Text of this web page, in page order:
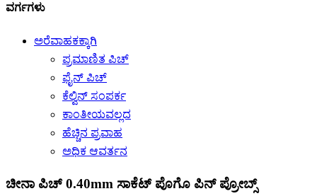
ವರ್ಗಗಳು
ಅರೆವಾಹಕಕ್ಕಾಗಿ
ಪ್ರಮಾಣಿತ ಪಿಚ್
ಫೈನ್ ಪಿಚ್
ಕೆಲ್ವಿನ್ ಸಂಪರ್ಕ
ಕಾಂತೀಯವಲ್ಲದ
ಹೆಚ್ಚಿನ ಪ್ರವಾಹ
ಅಧಿಕ ಆವರ್ತನ
ಚೀನಾ ಪಿಚ್ 0.40mm ಸಾಕೆಟ್ ಪೊಗೊ ಪಿನ್ ಪ್ರೋಬ್ಸ್